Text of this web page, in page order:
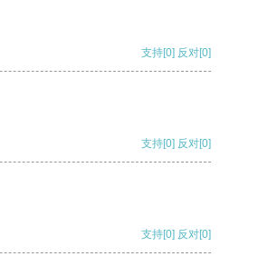
支持[0] 反对[0]
支持[0] 反对[0]
支持[0] 反对[0]